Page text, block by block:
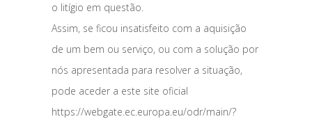
o litígio em questão.
Assim, se ficou insatisfeito com a aquisição
de um bem ou serviço, ou com a solução por
nós apresentada para resolver a situação,
pode aceder a este site oficial
https://webgate.ec.europa.eu/odr/main/?